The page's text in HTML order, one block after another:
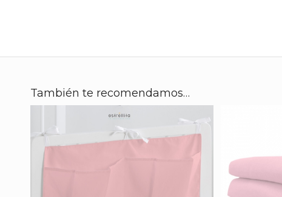
También te recomendamos…